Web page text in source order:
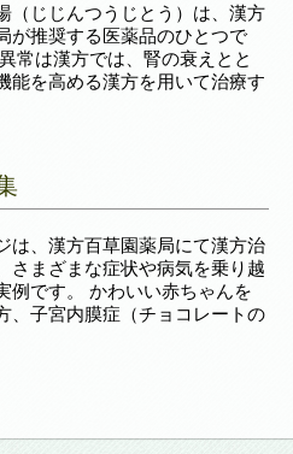
（じじんつうじとう）は、漢方
が推奨する医薬品のひとつで
常は漢方では、腎の衰えとと
能を高める漢方を用いて治療す
は、漢方百草園薬局にて漢方治
さまざまな症状や病気を乗り越
例です。 かわいい赤ちゃんを
、子宮内膜症（チョコレートの